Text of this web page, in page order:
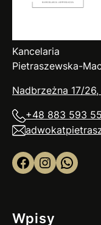
Kancelaria
Pietraszewska-
Nadbrzeżna 17/
+48 883 593
Facebook Instagram WhatsApp
Wpisy